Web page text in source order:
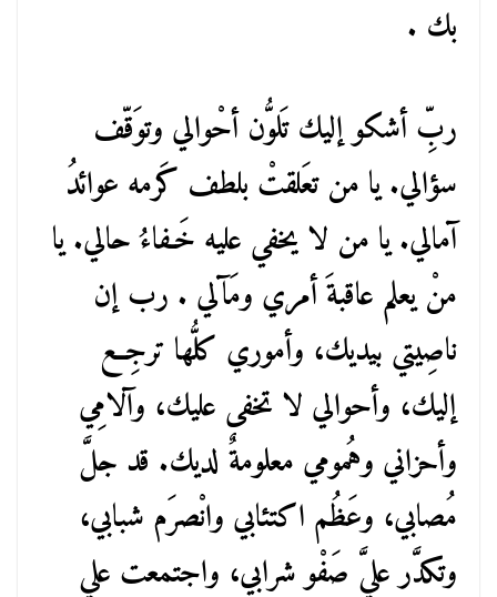
بك .
ربِّ أشكو إليك تَلوُّن أحْوالي وتوَقّف
سؤالي. يا من تعَلقتْ بلطف كَرمه عوائدُ
آمالي. يا من لا يخفي عليه خَـفاءُ حالي. يا
منْ يعلم عاقبةَ أمري ومَآلي . رب إن
ناصِيتي بيديك، وأموري كلُّها ترجِع
إليك، وأحوالي لا تخفى عليك، وآلامِي
وأحزاني وهُمومي معلومةٌ لديك. قد جلَّ
مُصابي، وعَظُم اكتئابي وانْصرَم شبابي،
وتكدَّر عليَّ صَفْو شرابي، واجتمعت علي